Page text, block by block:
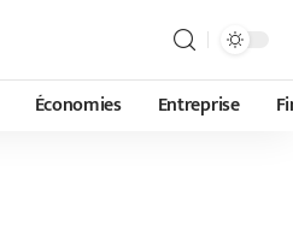
Économies Entreprise